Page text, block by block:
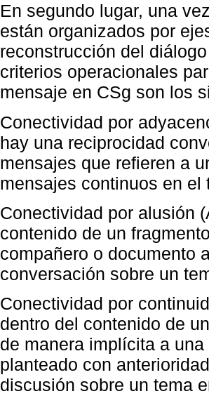
En segundo lugar, una
están organizados por
reconstrucción del
criterios operacionales
mensaje en CSg son los
Conectividad por
hay una reciprocidad
mensajes que refieren a
mensajes continuos en el
Conectividad por alusión
contenido de un
compañero o documento
conversación sobre un
Conectividad por
dentro del contenido de
de manera implícita a
planteado con
discusión sobre un tema